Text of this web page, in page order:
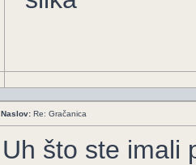
Naslov: Re: Gračanica
Uh što ste imali